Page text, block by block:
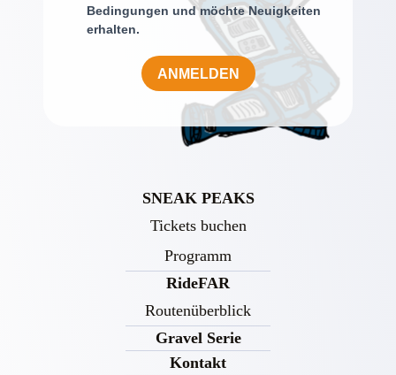
Bedingungen und möchte Neuigkeiten
erhalten.
ANMELDEN
SNEAK PEAKS
Tickets buchen
Programm
RideFAR
Routenüberblick
Gravel Serie
Kontakt